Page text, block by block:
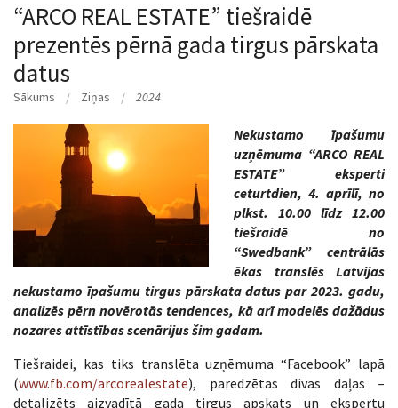
Kontakti
“ARCO REAL ESTATE” tiešraidē
prezentēs pērnā gada tirgus pārskata
datus
Sākums Ziņas 2024
Nekustamo īpašumu
uzņēmuma “ARCO REAL
ESTATE” eksperti
ceturtdien, 4. aprīlī, no
plkst. 10.00 līdz 12.00
tiešraidē no
“Swedbank” centrālās
ēkas translēs Latvijas
nekustamo īpašumu tirgus pārskata datus par 2023. gadu,
analizēs pērn novērotās tendences, kā arī modelēs dažādus
nozares attīstības scenārijus šim gadam.
Tiešraidei, kas tiks translēta uzņēmuma “Facebook” lapā
(www.fb.com/arcorealestate), paredzētas divas daļas –
detalizēts aizvadītā gada tirgus apskats un ekspertu